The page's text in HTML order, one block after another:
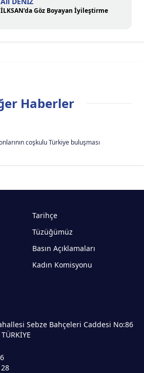
İLKSAN’da Göz Boyayan İyileştirme
Haberler
coşkulu Türkiye buluşması
Tarihçe
Tüzüğümüz
Basın Açıklamaları
Kadın Komisyonu
Sebze Bahçeleri Caddesi No:86